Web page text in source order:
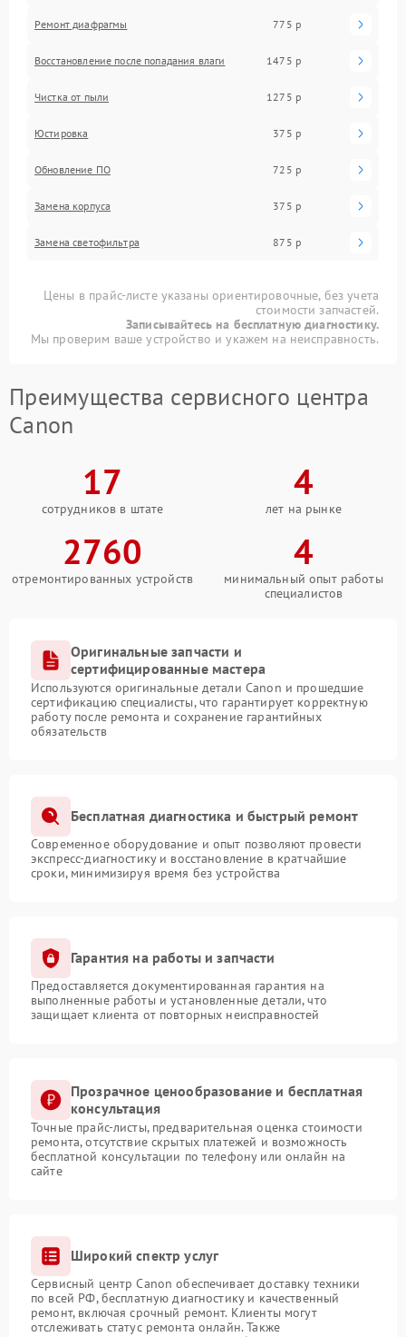
Ремонт диафрагмы 775 р
Восстановление после попадания влаги 1475 р
Чистка от пыли 1275 р
Юстировка 375 р
Обновление ПО 725 р
Замена корпуса 375 р
Замена светофильтра 875 р
Цены в прайс-листе указаны ориентировочные, без учета
стоимости запчастей.
Записывайтесь на бесплатную диагностику.
Мы проверим ваше устройство и укажем на неисправность.
Преимущества сервисного центра
Canon
17
сотрудников в штате
4
лет на рынке
2760
отремонтированных устройств
4
минимальный опыт работы
специалистов
Оригинальные запчасти и
сертифицированные мастера
Используются оригинальные детали Canon и прошедшие
сертификацию специалисты, что гарантирует корректную
работу после ремонта и сохранение гарантийных
обязательств
Бесплатная диагностика и быстрый ремонт
Современное оборудование и опыт позволяют провести
экспресс-диагностику и восстановление в кратчайшие
сроки, минимизируя время без устройства
Гарантия на работы и запчасти
Предоставляется документированная гарантия на
выполненные работы и установленные детали, что
защищает клиента от повторных неисправностей
Прозрачное ценообразование и бесплатная
консультация
Точные прайс-листы, предварительная оценка стоимости
ремонта, отсутствие скрытых платежей и возможность
бесплатной консультации по телефону или онлайн на
сайте
Широкий спектр услуг
Сервисный центр Canon обеспечивает доставку техники
по всей РФ, бесплатную диагностику и качественный
ремонт, включая срочный ремонт. Клиенты могут
отслеживать статус ремонта онлайн. Также